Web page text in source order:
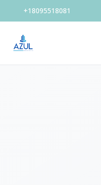
+18095518081